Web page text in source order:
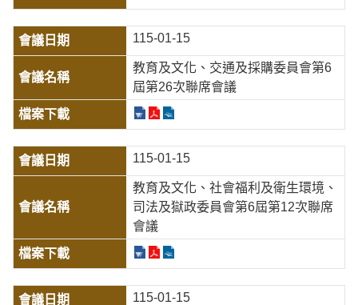
115-01-15
教育及文化、交通及採購委員會第6
屆第26次聯席會議
115-01-15
教育及文化、社會福利及衛生環境、
司法及獄政委員會第6屆第12次聯席
會議
115-01-15